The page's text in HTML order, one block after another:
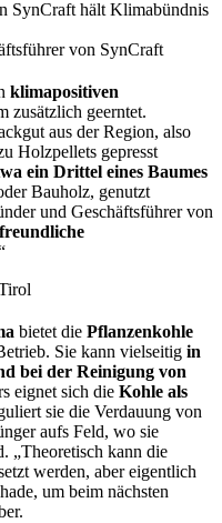
von SynCraft
klimapositiven
zusätzlich geerntet.
aus der Region, also
Holzpellets gepresst
ein Drittel eines Baumes
Bauholz, genutzt
und Geschäftsführer von
e
bietet die Pflanzenkohle
. Sie kann vielseitig in
bei der Reinigung von
eignet sich die Kohle als
sie die Verdauung von
aufs Feld, wo sie
„Theoretisch kann die
werden, aber eigentlich
um beim nächsten